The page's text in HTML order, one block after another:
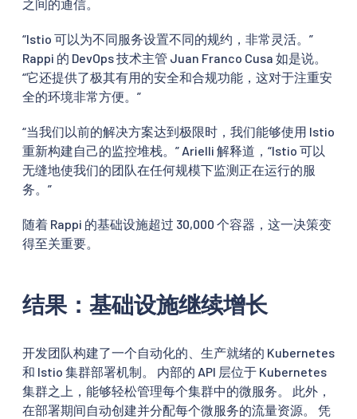
之间的通信。
“Istio 可以为不同服务设置不同的规约，非常灵活。”
Rappi 的 DevOps 技术主管 Juan Franco Cusa 如是说。
“它还提供了极其有用的安全和合规功能，这对于注重安
全的环境非常方便。”
“当我们以前的解决方案达到极限时，我们能够使用 Istio
重新构建自己的监控堆栈。” Arielli 解释道，“Istio 可以
无缝地使我们的团队在任何规模下监测正在运行的服
务。”
随着 Rappi 的基础设施超过 30,000 个容器，这一决策变
得至关重要。
结果：基础设施继续增长
开发团队构建了一个自动化的、生产就绪的 Kubernetes
和 Istio 集群部署机制。 内部的 API 层位于 Kubernetes
集群之上，能够轻松管理每个集群中的微服务。 此外，
在部署期间自动创建并分配每个微服务的流量资源。 凭